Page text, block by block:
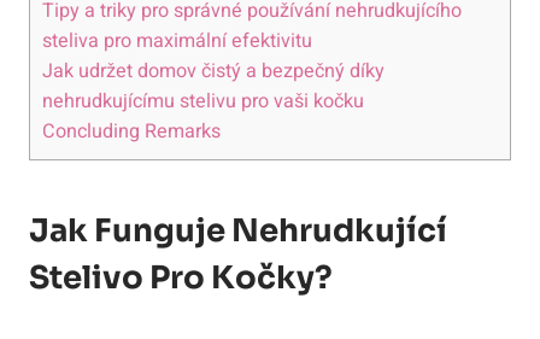
Tipy a triky pro správné používání nehrudkujícího
steliva pro maximální efektivitu
Jak udržet domov čistý a bezpečný díky
nehrudkujícímu stelivu pro vaši kočku
Concluding Remarks
Jak Funguje Nehrudkující
Stelivo Pro Kočky?